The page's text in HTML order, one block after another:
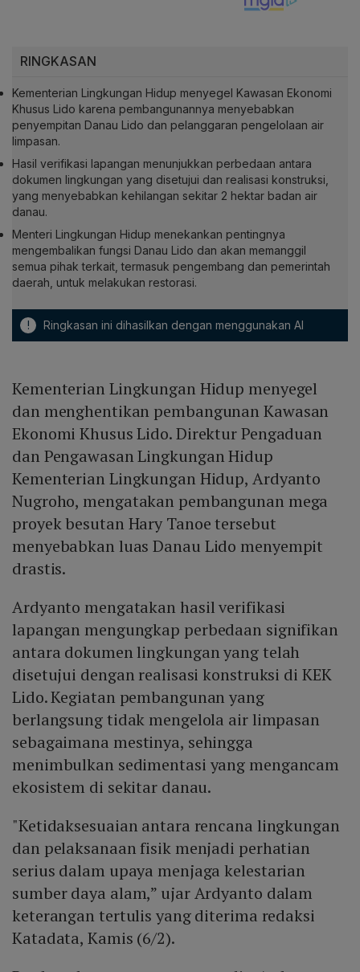
RINGKASAN
Kementerian Lingkungan Hidup menyegel Kawasan Ekonomi
Khusus Lido karena pembangunannya menyebabkan
penyempitan Danau Lido dan pelanggaran pengelolaan air
limpasan.
Hasil verifikasi lapangan menunjukkan perbedaan antara
dokumen lingkungan yang disetujui dan realisasi konstruksi,
yang menyebabkan kehilangan sekitar 2 hektar badan air
danau.
Menteri Lingkungan Hidup menekankan pentingnya
mengembalikan fungsi Danau Lido dan akan memanggil
semua pihak terkait, termasuk pengembang dan pemerintah
daerah, untuk melakukan restorasi.
! Ringkasan ini dihasilkan dengan menggunakan AI
Kementerian Lingkungan Hidup menyegel
dan menghentikan pembangunan Kawasan
Ekonomi Khusus Lido. Direktur Pengaduan
dan Pengawasan Lingkungan Hidup
Kementerian Lingkungan Hidup, Ardyanto
Nugroho, mengatakan pembangunan mega
proyek besutan Hary Tanoe tersebut
menyebabkan luas Danau Lido menyempit
drastis.
Ardyanto mengatakan hasil verifikasi
lapangan mengungkap perbedaan signifikan
antara dokumen lingkungan yang telah
disetujui dengan realisasi konstruksi di KEK
Lido. Kegiatan pembangunan yang
berlangsung tidak mengelola air limpasan
sebagaimana mestinya, sehingga
menimbulkan sedimentasi yang mengancam
ekosistem di sekitar danau.
"Ketidaksesuaian antara rencana lingkungan
dan pelaksanaan fisik menjadi perhatian
serius dalam upaya menjaga kelestarian
sumber daya alam,” ujar Ardyanto dalam
keterangan tertulis yang diterima redaksi
Katadata, Kamis (6/2).